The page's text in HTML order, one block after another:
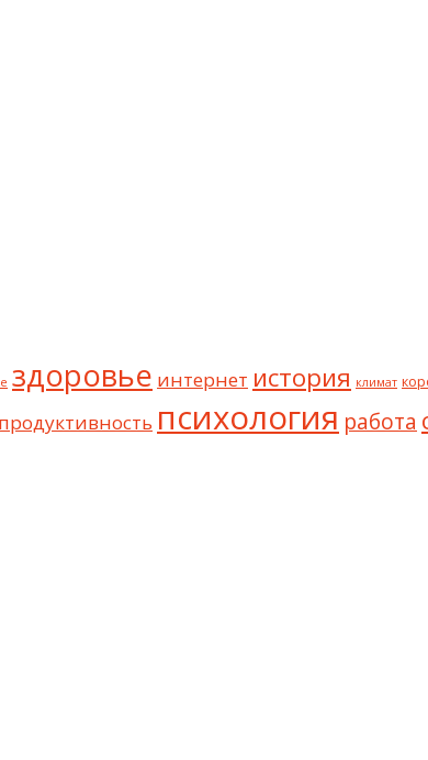
здоровье интернет история климат
продуктивность психология работа